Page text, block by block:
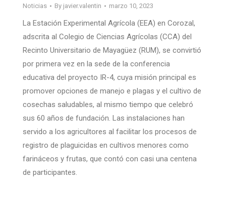
Noticias By javier.valentin marzo 10, 2023
La Estación Experimental Agrícola (EEA) en Corozal,
adscrita al Colegio de Ciencias Agrícolas (CCA) del
Recinto Universitario de Mayagüez (RUM), se convirtió
por primera vez en la sede de la conferencia
educativa del proyecto IR-4, cuya misión principal es
promover opciones de manejo e plagas y el cultivo de
cosechas saludables, al mismo tiempo que celebró
sus 60 años de fundación. Las instalaciones han
servido a los agricultores al facilitar los procesos de
registro de plaguicidas en cultivos menores como
farináceos y frutas, que contó con casi una centena
de participantes.